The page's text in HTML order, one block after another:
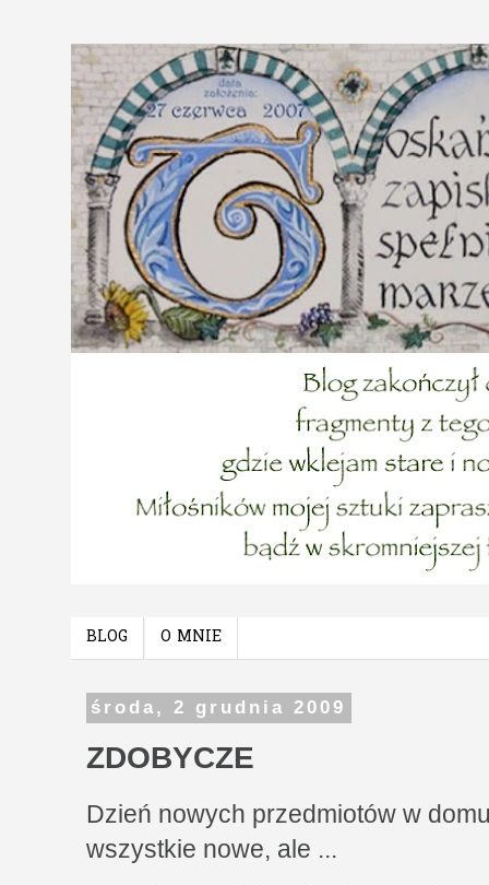
BLOG O MNIE
środa, 2 grudnia 2009
ZDOBYCZE
Dzień nowych przedmiotów w
wszystkie nowe, ale ...